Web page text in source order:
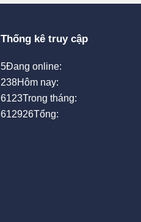
Thống kê truy cập
5Đang online:
238Hôm nay:
6123Trong tháng:
612926Tổng: